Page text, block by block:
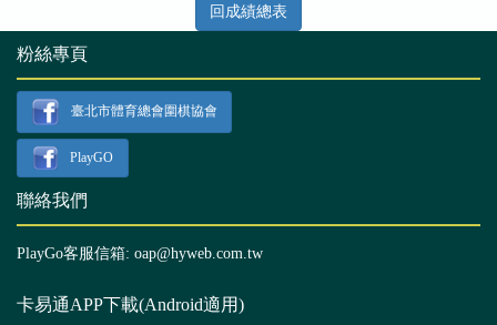
回成績總表
粉絲專頁
臺北市體育總會圍棋協會
PlayGO
聯絡我們
PlayGo客服信箱: oap@hyweb.com.tw
卡易通APP下載(Android適用)